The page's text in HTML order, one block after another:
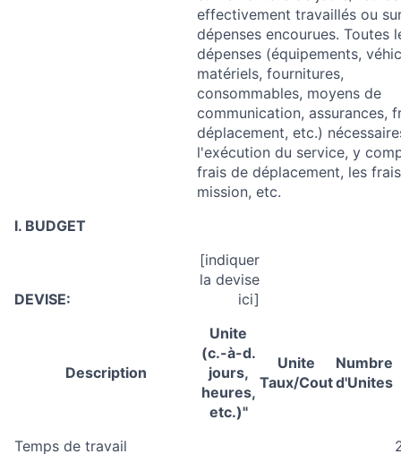
effectivement travaillés ou
dépenses encourues. Toutes
dépenses (équipements,
matériels, fournitures,
consommables, moyens de
communication, assurances,
déplacement, etc.)
l'exécution du service, y
frais de déplacement, les
mission, etc.
I. BUDGET
DEVISE:
[indiquer
la devise
ici]
Description
Unite
(c.-à-d.
jours,
heures,
etc.)"
Unite
Taux/Cout
Numbre
d'Unites
Temps de travail